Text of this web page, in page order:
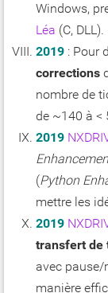
Windows,
Léa (C, DLL).
2019 : Pour
corrections
nombre de
de ~140 à <
2019
(Python
mettre les
2019
transfert de
avec pause/
manière